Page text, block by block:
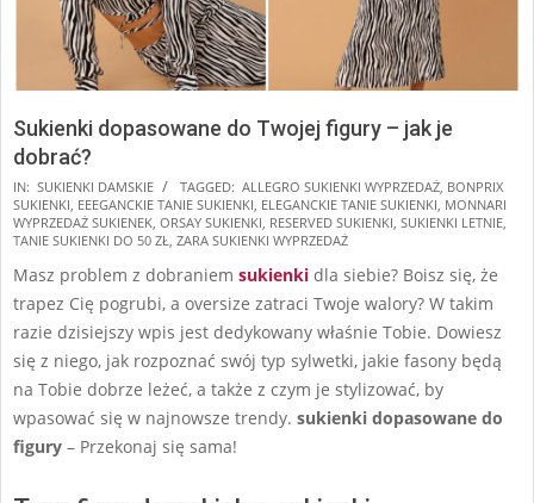
Sukienki dopasowane do Twojej figury – jak je
dobrać?
2025-
07-
31
IN: SUKIENKI DAMSKIE TAGGED: ALLEGRO SUKIENKI WYPRZEDAŻ, BONPRIX
SUKIENKI, EEEGANCKIE TANIE SUKIENKI, ELEGANCKIE TANIE SUKIENKI, MONNARI
WYPRZEDAŻ SUKIENEK, ORSAY SUKIENKI, RESERVED SUKIENKI, SUKIENKI LETNIE,
TANIE SUKIENKI DO 50 ZŁ, ZARA SUKIENKI WYPRZEDAŻ
Masz problem z dobraniem sukienki dla siebie? Boisz się, że
trapez Cię pogrubi, a oversize zatraci Twoje walory? W takim
razie dzisiejszy wpis jest dedykowany właśnie Tobie. Dowiesz
się z niego, jak rozpoznać swój typ sylwetki, jakie fasony będą
na Tobie dobrze leżeć, a także z czym je stylizować, by
wpasować się w najnowsze trendy. sukienki dopasowane do
figury – Przekonaj się sama!